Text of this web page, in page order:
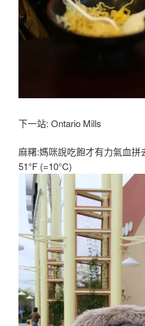
下一站: Ontario Mills
麻糬:媽咪說吃飽才有力氣血
51°F (=10°C)